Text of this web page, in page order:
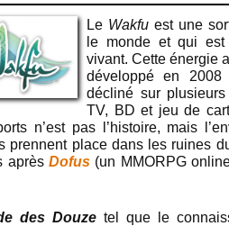
Le Wakfu est une
le monde et qui est
vivant. Cette énergie
développé en
décliné sur
TV, BD et jeu de
n’est pas l’histoire, mais
prennent place dans les ruines
après Dofus (un MMORPG
des Douze tel que le